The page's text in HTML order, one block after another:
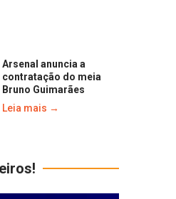
Arsenal anuncia a
contratação do meia
Bruno Guimarães
Leia mais →